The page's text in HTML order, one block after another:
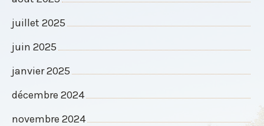
juillet 2025
juin 2025
janvier 2025
décembre 2024
novembre 2024